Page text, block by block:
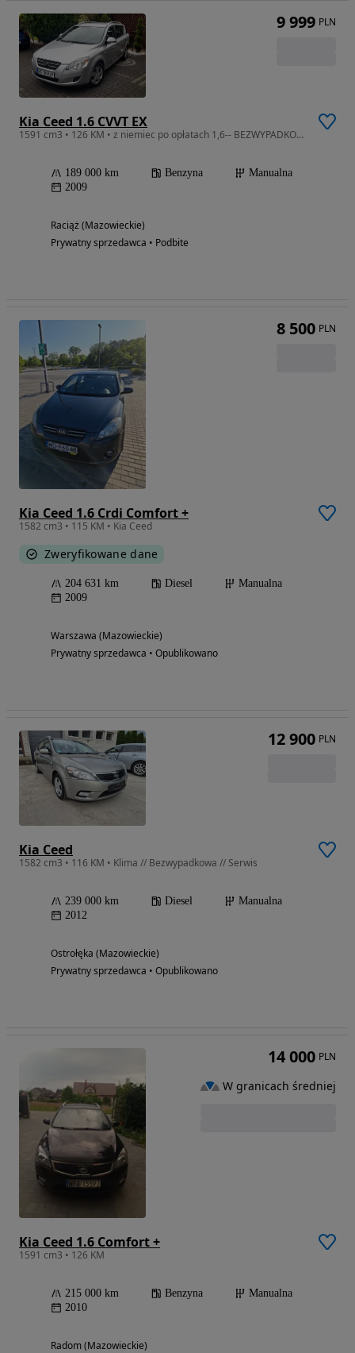
Kia Ceed 1.6 CVVT EX
1591 cm3 • 126 KM • z niemiec po opłatach 1,6-- BEZWYPADKOWA zadbana
189 000 km Benzyna
Manualna
2009
Raciąż (Mazowieckie)
Prywatny sprzedawca • Podbite
9 999 PLN
Kia Ceed 1.6 Crdi Comfort +
1582 cm3 • 115 KM • Kia Ceed
Zweryfikowane dane
204 631 km Diesel
Manualna
2009
Warszawa (Mazowieckie)
Prywatny sprzedawca • Opublikowano
8 500 PLN
Kia Ceed
1582 cm3 • 116 KM • Klima // Bezwypadkowa // Serwis
239 000 km Diesel
Manualna
2012
Ostrołęka (Mazowieckie)
Prywatny sprzedawca • Opublikowano
12 900 PLN
Kia Ceed 1.6 Comfort +
1591 cm3 • 126 KM
215 000 km Benzyna
Manualna
2010
Radom (Mazowieckie)
14 000 PLN
W granicach średniej